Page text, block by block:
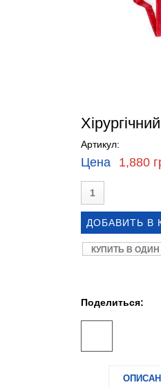
Артикул:
Цена 1,880
КУПИТЬ В ОДИН
Поделиться: